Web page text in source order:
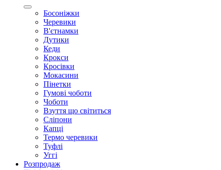
Босоніжки
Черевики
В'єтнамки
Дутики
Кеди
Крокси
Кросівки
Мокасини
Пінетки
Гумові чоботи
Чоботи
Взуття що світиться
Сліпони
Капці
Термо черевики
Туфлі
Уггі
Розпродаж